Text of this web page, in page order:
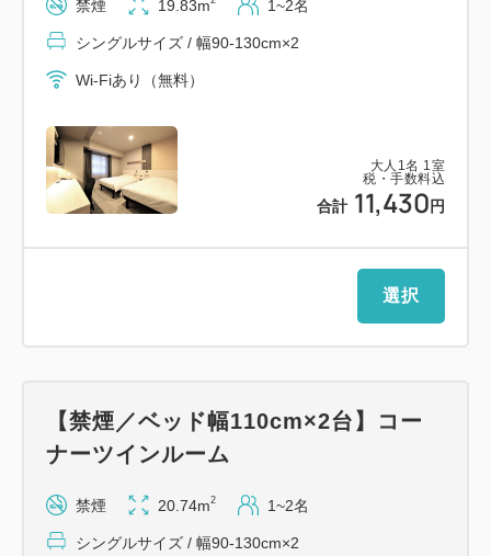
大人 1 名 1 室
税・手数料込
合計 11,430 円
禁煙 19.83m 1~2名
シングルサイズ / 幅90-130cm×2
Wi-Fiあり（無料）
選択
【禁煙／ベッド幅110cm×2台】コー
ナーツインルーム
禁煙 20.74m2 1~2名
シングルサイズ / 幅90-130cm×2